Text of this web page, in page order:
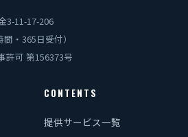
3-11-17-206
間・365日受付）
許可 第156373号
CONTENTS
提供サービス一覧